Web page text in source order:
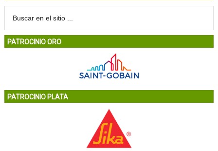
PATROCINIO ORO
PATROCINIO PLATA